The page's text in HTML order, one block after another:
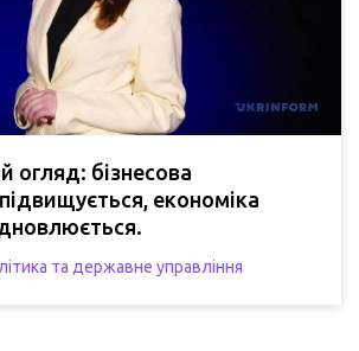
огляд: бізнесова
економіка
та державне управління